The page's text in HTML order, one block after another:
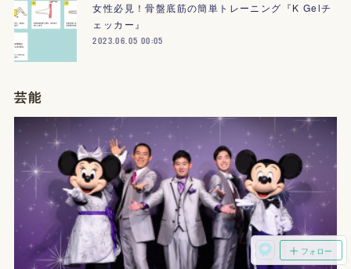
女性必見！骨盤底筋の簡単トレーニング『K Gelチ
ェッカー』
2023.06.05 00:05
芸能
フォロー